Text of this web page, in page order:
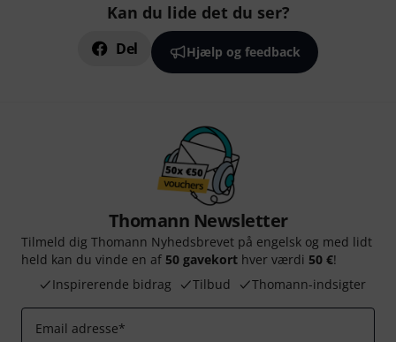
Kan du lide det du ser?
Del Hjælp og feedback
Thomann Newsletter
Tilmeld dig Thomann Nyhedsbrevet på engelsk og med lidt
held kan du vinde en af 50 gavekort hver værdi 50 €!
Inspirerende bidrag
Tilbud Thomann-indsigter
Email adresse*